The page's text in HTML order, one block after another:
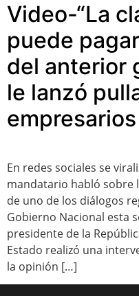
Video-“La
puede
del anterior
le lanzó
empresarios
En redes sociales se
mandatario habló sobre
de uno de los diálogos
Gobierno Nacional esta
presidente de la
Estado realizó una
la opinión […]